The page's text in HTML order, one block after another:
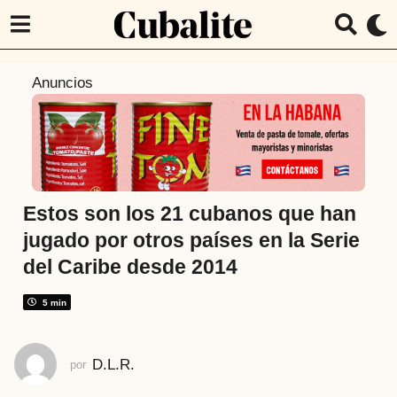
t
r
á
s
7
ñ
o
s
Anuncios
Estos son los 21 cubanos que han
jugado por otros países en la Serie
del Caribe desde 2014
5 min
por D.L.R.